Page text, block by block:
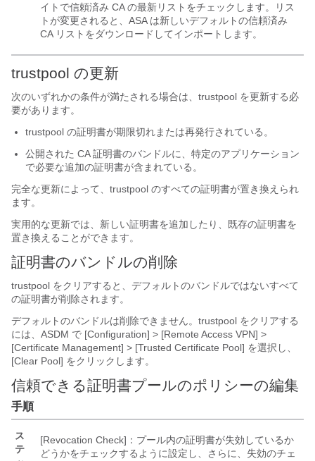
イトで信頼済み CA の最新リストをチェックします。リス
トが変更されると、ASA は新しいデフォルトの信頼済み
CA リストをダウンロードしてインポートします。
trustpool の更新
次のいずれかの条件が満たされる場合は、trustpool を更新する必
要があります。
trustpool の証明書が期限切れまたは再発行されている。
公開された CA 証明書のバンドルに、特定のアプリケーション
で必要な追加の証明書が含まれている。
完全な更新によって、trustpool のすべての証明書が置き換えられ
ます。
実用的な更新では、新しい証明書を追加したり、既存の証明書を
置き換えることができます。
証明書のバンドルの削除
trustpool をクリアすると、デフォルトのバンドルではないすべて
の証明書が削除されます。
デフォルトのバンドルは削除できません。trustpool をクリアする
には、ASDM で [Configuration] > [Remote Access VPN] >
[Certificate Management] > [Trusted Certificate Pool] を選択し、
[Clear Pool] をクリックします。
信頼できる証明書プールのポリシーの編集
手順
ス
テ
[Revocation Check]：プール内の証明書が失効しているか
どうかをチェックするように設定し、さらに、失効のチェ